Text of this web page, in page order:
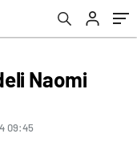
Naomi
09:45